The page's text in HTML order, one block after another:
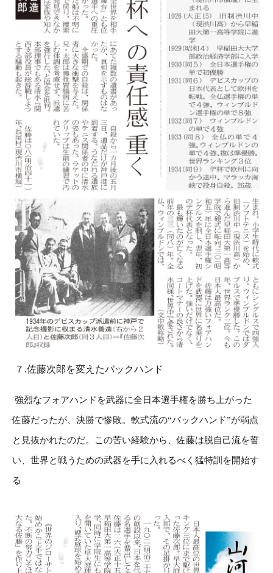
７.佐藤次郎を変えたバックハンド
強烈なフォアハンドを武器に全日本選手権を勝ち上がった
佐藤だったが、決勝で惨敗。軟式流の“バックハンド”が弱点
と見抜かれたのだ。この苦い経験から、佐藤は脱自己流を誓
い、世界と戦うための武器を手に入れるべく猛特訓を開始す
る